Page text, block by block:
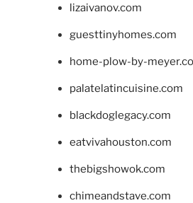
lizaivanov.com
guesttinyhomes.com
home-plow-by-
palatelatincuisine.com
blackdoglegacy.com
eatvivahouston.com
thebigshowok.com
chimeandstave.com